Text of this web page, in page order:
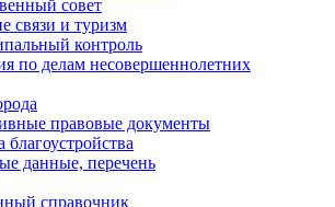
совет
связи и туризм
контроль
по делам несовершеннолетних
правовые документы
благоустройства
данные, перечень
справочник